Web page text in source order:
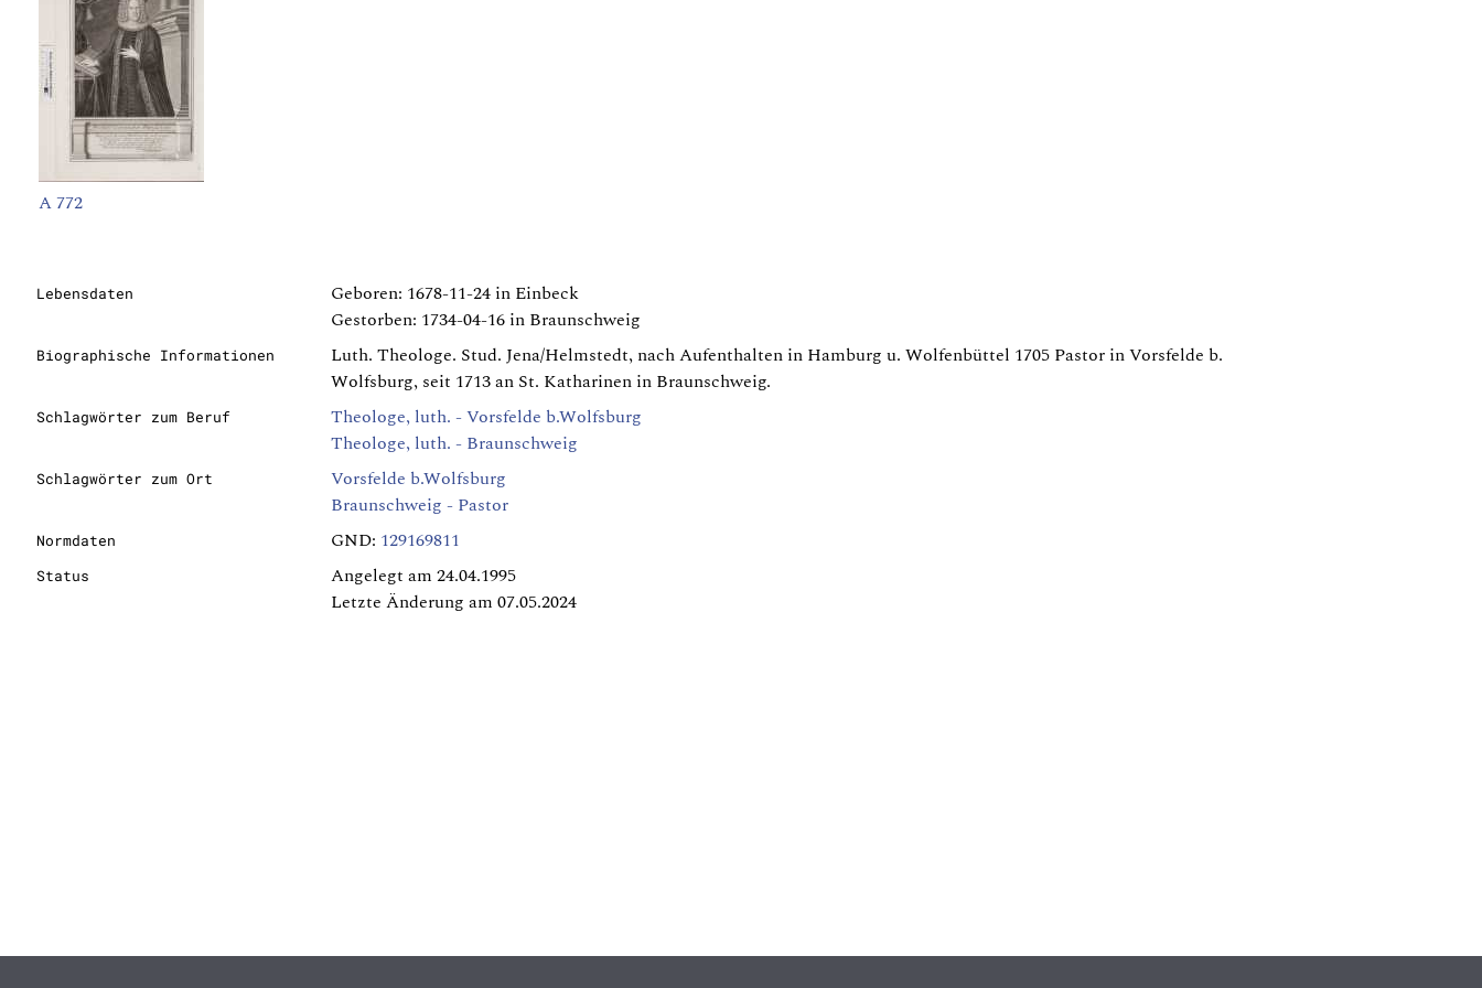
A 772
Lebensdaten
Geboren: 1678-11-24 in Einbeck
Gestorben: 1734-04-16 in Braunschweig
Biographische Informationen
Luth. Theologe. Stud. Jena/Helmstedt, nach Aufenthalten in Hamburg u. Wolfenbüttel 1705 Pastor in Vorsfelde b.
Wolfsburg, seit 1713 an St. Katharinen in Braunschweig.
Schlagwörter zum Beruf
Theologe, luth. - Vorsfelde b.Wolfsburg
Theologe, luth. - Braunschweig
Schlagwörter zum Ort
Vorsfelde b.Wolfsburg
Braunschweig - Pastor
Normdaten GND: 129169811
Status
Angelegt am 24.04.1995
Letzte Änderung am 07.05.2024